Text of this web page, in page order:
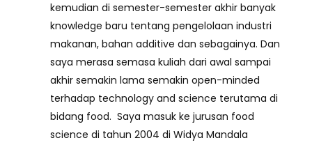
kemudian di semester-semester akhir banyak
knowledge baru tentang pengelolaan industri
makanan, bahan additive dan sebagainya. Dan
saya merasa semasa kuliah dari awal sampai
akhir semakin lama semakin open-minded
terhadap technology and science terutama di
bidang food. Saya masuk ke jurusan food
science di tahun 2004 di Widya Mandala